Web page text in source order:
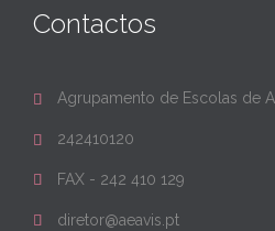
Contactos
 Agrupamento de Escolas de
 242410120
 FAX - 242 410 129
 diretor@aeavis.pt